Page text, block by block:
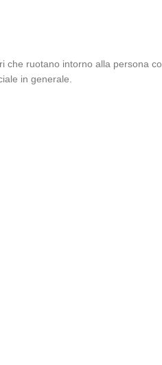
che ruotano intorno alla persona
in generale.